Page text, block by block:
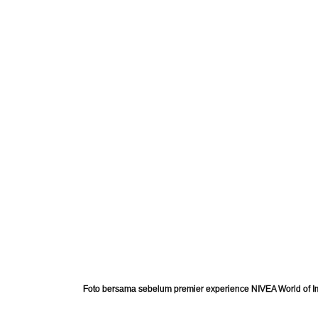
Foto bersama sebelum premier experience NIVEA World of